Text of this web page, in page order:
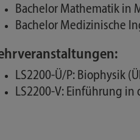
Bachelor Mathematik in
Bachelor Medizinische
LS2200-Ü/P: Biophysik
LS2200-V: Einführung in